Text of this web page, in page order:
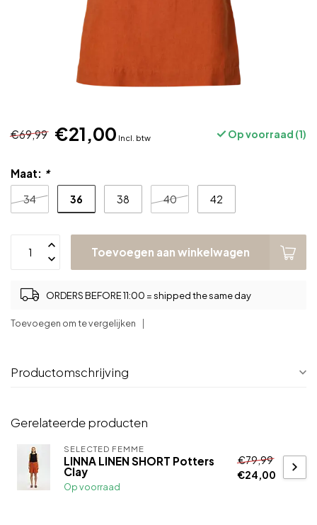
€69,99 €21,00 Incl. btw Op voorraad (1)
Maat: *
34 36 38 40 42
Toevoegen aan winkelwagen
ORDERS BEFORE 11:00 = shipped the same day
Toevoegen om te vergelijken
Productomschrijving
Gerelateerde producten
SELECTED FEMME
LINNA LINEN SHORT Potters
Clay
Op voorraad
€79,99
€24,00